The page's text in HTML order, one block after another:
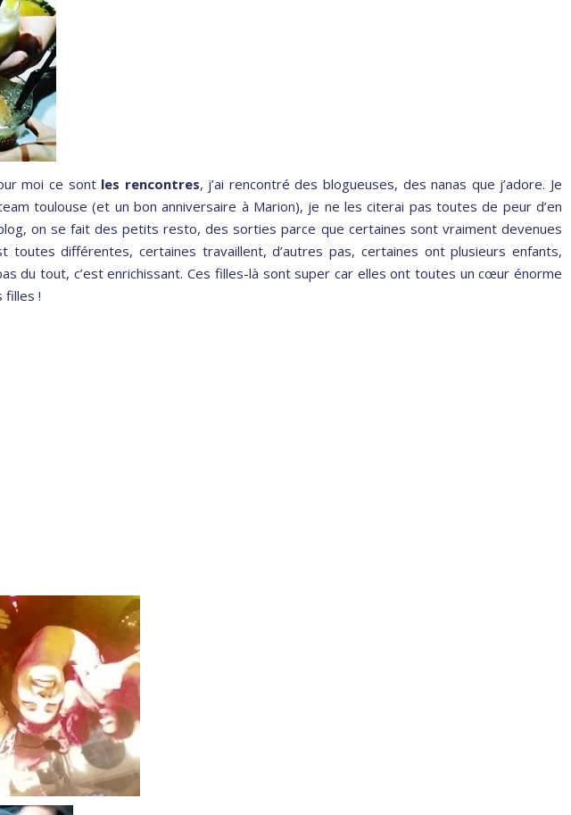
moi ce sontles rencontres, j’ai rencontré des blogueuses, des nanas que j’adore. Je
toulouse (et un bon anniversaire à Marion), je ne les citerai pas toutes de peur d’en
on se fait des petits resto, des sorties parce que certaines sont vraiment devenues
toutes différentes, certaines travaillent, d’autres pas, certaines ont plusieurs enfants,
du tout, c’est enrichissant. Ces filles-là sont super car elles ont toutes un cœur énorme
filles !